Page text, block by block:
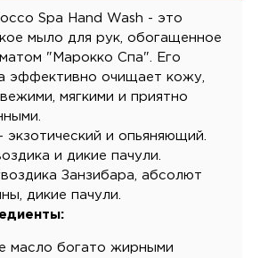
Spa Hand Wash - это
мыло для рук, обогащенное
"Марокко Спа". Его
эффективно очищает кожу,
мягкими и приятно
экзотический и опьяняющий.
и дикие пачули.
Занзибара, абсолют
дикие пачули.
масло богато жирными